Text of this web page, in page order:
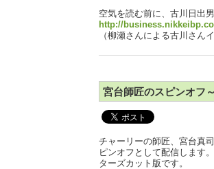
空気を読む前に、古川日出
http://
（柳瀬さんによる古川さん
宮台師匠のスピンオフ
チャーリーの師匠、宮台真
ピンオフとして配信します
ターズカット版です。